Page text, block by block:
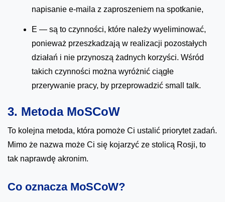
napisanie e-maila z zaproszeniem na spotkanie,
E — są to czynności, które należy wyeliminować,
ponieważ przeszkadzają w realizacji pozostałych
działań i nie przynoszą żadnych korzyści. Wśród
takich czynności można wyróżnić ciągłe
przerywanie pracy, by przeprowadzić small talk.
3. Metoda MoSCoW
To kolejna metoda, która pomoże Ci ustalić priorytet zadań.
Mimo że nazwa może Ci się kojarzyć ze stolicą Rosji, to
tak naprawdę akronim.
Co oznacza MoSCoW?